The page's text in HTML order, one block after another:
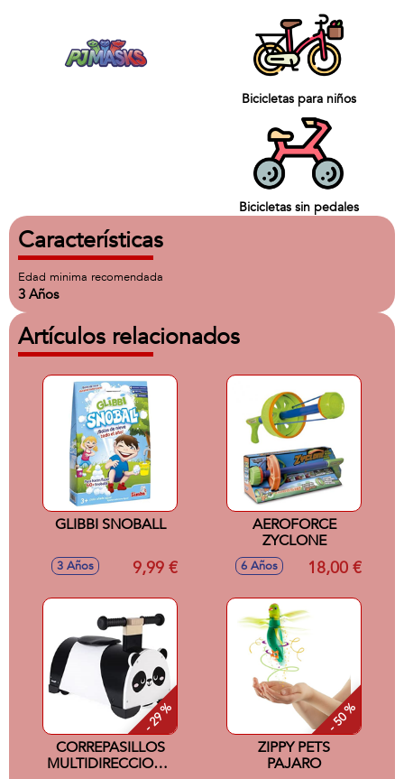
Bicicletas para niños
Bicicletas sin pedales
Características
Edad minima recomendada
3 Años
Artículos relacionados
GLIBBI SNOBALL
3 Años 9,99 €
AEROFORCE
ZYCLONE
6 Años 18,00 €
- 29 %
CORREPASILLOS
MULTIDIRECCIONAL
- 50 %
ZIPPY PETS
PAJARO